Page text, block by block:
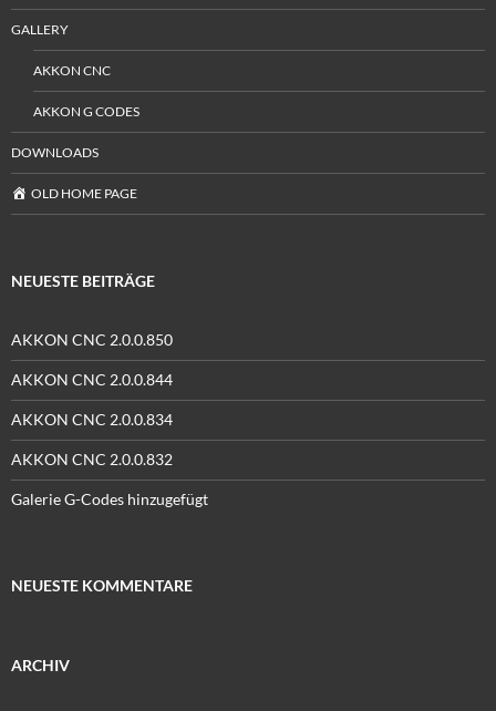
GALLERY
AKKON CNC
AKKON G CODES
DOWNLOADS
OLD HOME PAGE
NEUESTE BEITRÄGE
AKKON CNC 2.0.0.850
AKKON CNC 2.0.0.844
AKKON CNC 2.0.0.834
AKKON CNC 2.0.0.832
Galerie G-Codes hinzugefügt
NEUESTE KOMMENTARE
ARCHIV